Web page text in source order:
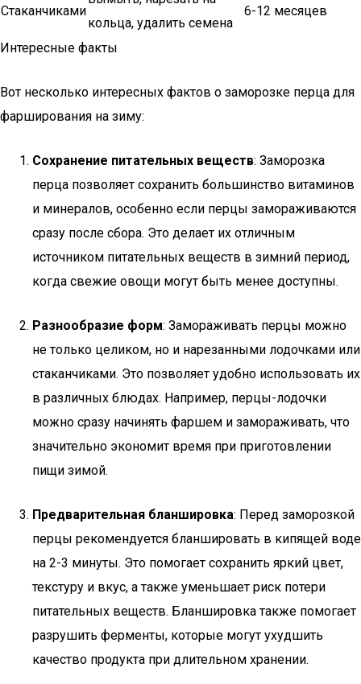
Стаканчиками
кольца, удалить семена
6-12 месяцев
Интересные факты
Вот несколько интересных фактов о заморозке перца для
фарширования на зиму:
Сохранение питательных веществ: Заморозка
перца позволяет сохранить большинство витаминов
и минералов, особенно если перцы замораживаются
сразу после сбора. Это делает их отличным
источником питательных веществ в зимний период,
когда свежие овощи могут быть менее доступны.
Разнообразие форм: Замораживать перцы можно
не только целиком, но и нарезанными лодочками или
стаканчиками. Это позволяет удобно использовать их
в различных блюдах. Например, перцы-лодочки
можно сразу начинять фаршем и замораживать, что
значительно экономит время при приготовлении
пищи зимой.
Предварительная бланшировка: Перед заморозкой
перцы рекомендуется бланшировать в кипящей воде
на 2-3 минуты. Это помогает сохранить яркий цвет,
текстуру и вкус, а также уменьшает риск потери
питательных веществ. Бланшировка также помогает
разрушить ферменты, которые могут ухудшить
качество продукта при длительном хранении.